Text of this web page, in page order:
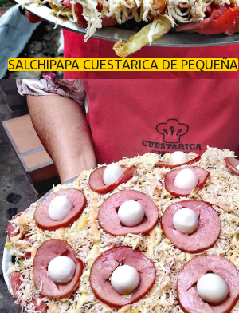
SALCHIPAPA CUESTARICA DE PEQUEÑA